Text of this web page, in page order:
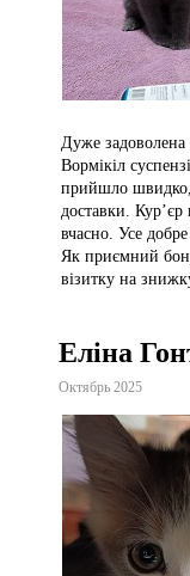
Дуже задоволена
Вормікіл
прийшло швидко,
доставки. Кур’єр
вчасно. Усе
Як приємний
візитку на
Еліна
Октябрь 2025